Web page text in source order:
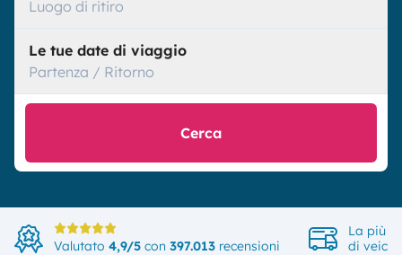
Luogo di ritiro
Le tue date di viaggio
Partenza / Ritorno
Cerca
Valutato 4,9/5 con 397.013 recensioni
La più
di